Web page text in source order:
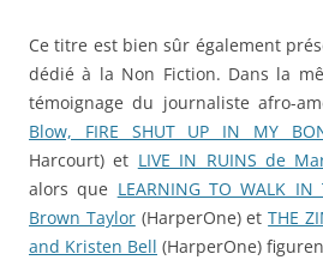
Ce titre est bien sûr également
dédié à la Non Fiction. Dans la
témoignage du journaliste afro-
Blow, FIRE SHUT UP IN MY
Harcourt) et LIVE IN RUINS de
alors que LEARNING TO WALK
Brown Taylor(HarperOne) etTHE
and Kristen Bell (HarperOne)